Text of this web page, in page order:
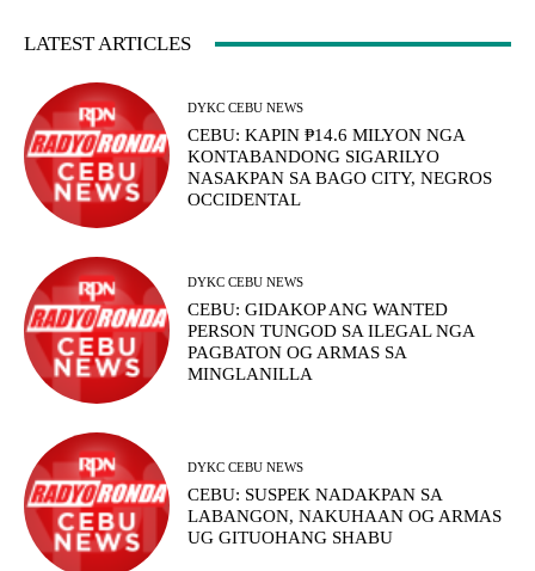
LATEST ARTICLES
DYKC CEBU NEWS
CEBU: KAPIN ₱14.6 MILYON NGA
KONTABANDONG SIGARILYO
NASAKPAN SA BAGO CITY, NEGROS
OCCIDENTAL
DYKC CEBU NEWS
CEBU: GIDAKOP ANG WANTED
PERSON TUNGOD SA ILEGAL NGA
PAGBATON OG ARMAS SA
MINGLANILLA
DYKC CEBU NEWS
CEBU: SUSPEK NADAKPAN SA
LABANGON, NAKUHAAN OG ARMAS
UG GITUOHANG SHABU